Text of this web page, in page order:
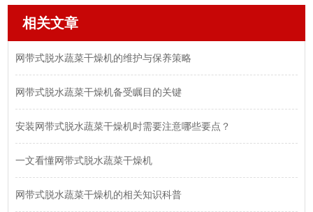
相关文章
网带式脱水蔬菜干燥机的维护与保养策略
网带式脱水蔬菜干燥机备受瞩目的关键
安装网带式脱水蔬菜干燥机时需要注意哪些要点？
一文看懂网带式脱水蔬菜干燥机
网带式脱水蔬菜干燥机的相关知识科普